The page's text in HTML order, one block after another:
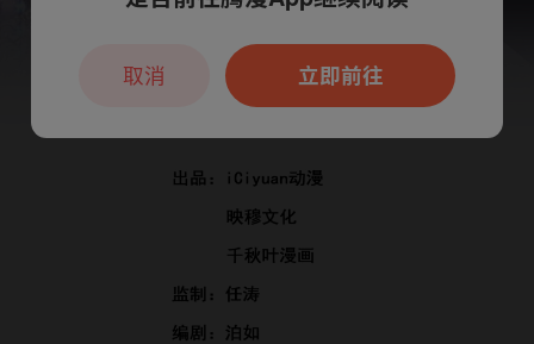
本章节仅支持App阅读，可打开App新用
户7天免费看立即前往
取消